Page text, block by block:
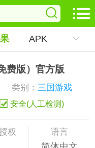
APK
费版）官方版
类别： 三国游戏
安全(人工检测)
权 语言